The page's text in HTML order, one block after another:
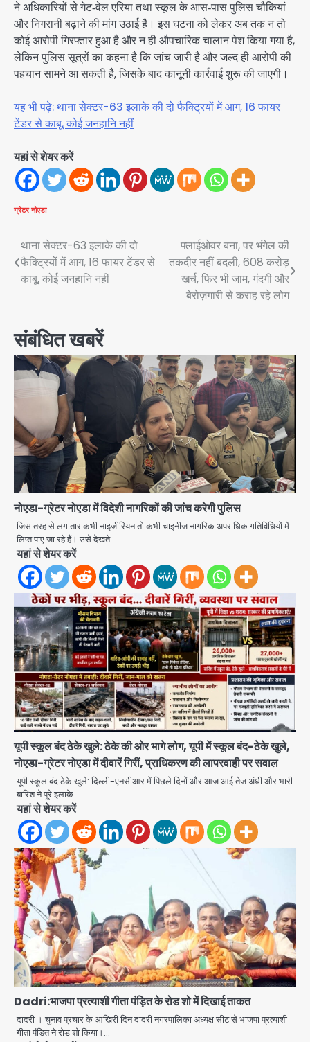
ने अधिकारियों से गेट‑वेल एरिया तथा स्कूल के आस‑पास पुलिस चौकियां
और निगरानी बढ़ाने की मांग उठाई है। इस घटना को लेकर अब तक न तो
कोई आरोपी गिरफ्तार हुआ है और न ही औपचारिक चालान पेश किया गया है,
लेकिन पुलिस सूत्रों का कहना है कि जांच जारी है और जल्द ही आरोपी की
पहचान सामने आ सकती है, जिसके बाद कानूनी कार्रवाई शुरू की जाएगी।
यह भी पढ़े: थाना सेक्टर-63 इलाके की दो फैक्ट्रियों में आग, 16 फायर
टेंडर से काबू, कोई जनहानि नहीं
यहां से शेयर करें
ग्रेटर नोएडा
Post
navigation
थाना सेक्टर-63 इलाके की दो
फैक्ट्रियों में आग, 16 फायर टेंडर से
काबू, कोई जनहानि नहीं
फ्लाईओवर बना, पर भंगेल की
तकदीर नहीं बदली, 608 करोड़
खर्च, फिर भी जाम, गंदगी और
बेरोज़गारी से कराह रहे लोग
संबंधित खबरें
नोएडा-ग्रेटर नोएडा में विदेशी नागरिकों की जांच करेगी पुलिस
जिस तरह से लगातार कभी नाइजीरियन तो कभी चाइनीज नागरिक अपराधिक गतिविधियों में
लिप्त पाए जा रहे हैं। उसे देखते…
यहां से शेयर करें
यूपी स्कूल बंद ठेके खुले: ठेके की ओर भागे लोग, यूपी में स्कूल बंद-ठेके खुले,
नोएडा-ग्रेटर नोएडा में दीवारें गिरीं, प्राधिकरण की लापरवाही पर सवाल
यूपी स्कूल बंद ठेके खुले: दिल्ली-एनसीआर में पिछले दिनों और आज आई तेज अंधी और भारी
बारिश ने पूरे इलाके…
यहां से शेयर करें
Dadri:भाजपा प्रत्याशी गीता पंड़ित के रोड शो में दिखाई ताकत
दादरी । चुनाव प्रचार के आखिरी दिन दादरी नगरपालिका अध्यक्ष सीट से भाजपा प्रत्याशी
गीता पंडित ने रोड शो किया।…
2
Atiq Ahmed : अबान के जनाजे में उमड़ी
jai hind janab
3
Narela Road Accident: हरियाणा
पुलिस के सब-इंस्पेक्टर के बेटे ने मर्सिडीज से
मारी टक्कर, 70 वर्षीय राहगीर महिला की मौत
jai hind janab
4
UPI fee dispute: आम लोगों की जेब नहीं,
मर्चेंट्स पर बोझ, पर पर्दे के पीछे ट्रंप का दबाव?
Avinash Kumar
Har Ghar Tiranga Campaign:
गौतमबुद्धनगर में 9 से 17 अगस्त तक चलेगा जन-